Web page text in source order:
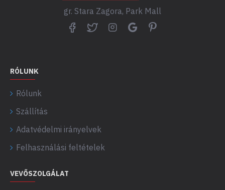
gr. Stara Zagora, Park Mall
RÓLUNK
Rólunk
Szállítás
Adatvédelmi irányelvek
Felhasználási feltételek
VEVŐSZOLGÁLAT